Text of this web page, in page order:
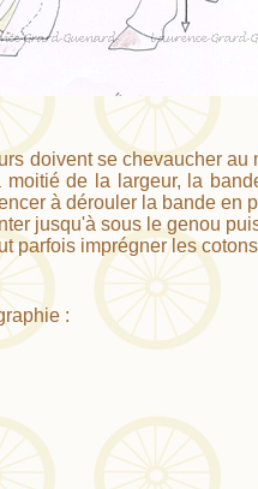
doivent se chevaucher
moitié de la largeur, la
à dérouler la bande en
jusqu'à sous le genou
parfois imprégner les
: